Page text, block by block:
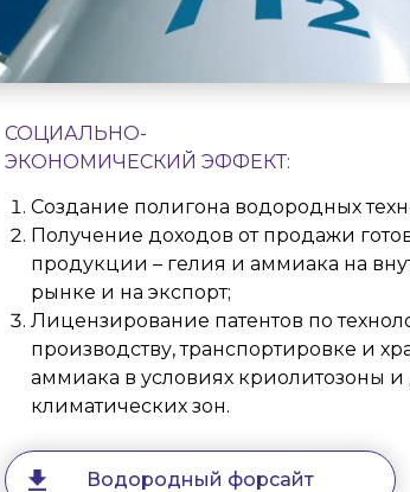
Создание полигона водородных
Получение доходов от продажи
продукции – гелия и аммиака на
рынке и на экспорт;
Лицензирование патентов по
производству, транспортировке и
аммиака в условиях криолитозоны и
климатических зон.
СОЦИАЛЬНО-
ЭКОНОМИЧЕСКИЙ ЭФФЕКТ:
Водородный форсайт